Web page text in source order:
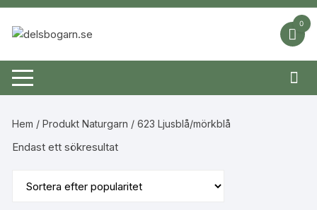
Hoppa
innehåll
0
Hem / Produkt Naturgarn / 623 Ljusblå/mörkblå
Endast ett sökresultat